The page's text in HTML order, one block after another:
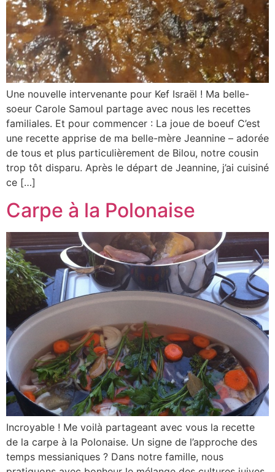
Une nouvelle intervenante pour Kef Israël ! Ma belle-
soeur Carole Samoul partage avec nous les recettes
familiales. Et pour commencer : La joue de boeuf C’est
une recette apprise de ma belle-mère Jeannine – adorée
de tous et plus particulièrement de Bilou, notre cousin
trop tôt disparu. Après le départ de Jeannine, j’ai cuisiné
ce […]
Carpe à la Polonaise
Incroyable ! Me voilà partageant avec vous la recette
de la carpe à la Polonaise. Un signe de l’approche des
temps messianiques ? Dans notre famille, nous